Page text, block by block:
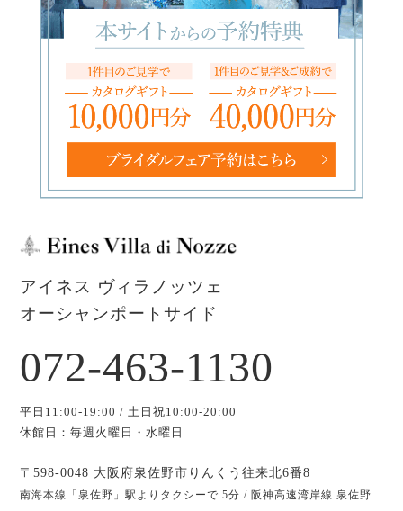
アイネス ヴィラノッツェ
オーシャンポートサイド
072-463-1130
平日11:00-19:00 / 土日祝10:00-20:00
休館日：毎週火曜日・水曜日
〒598-0048 大阪府泉佐野市りんくう往来北6番8
南海本線「泉佐野」駅よりタクシーで 5分 / 阪神高速湾岸線 泉佐野